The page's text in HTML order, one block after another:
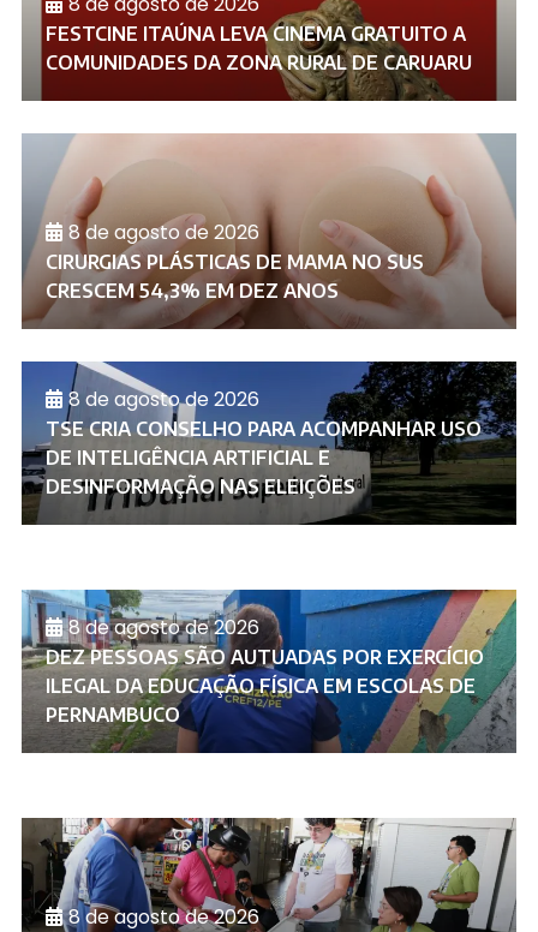
FESTCINE ITAÚNA LEVA CINEMA GRATUITO A
COMUNIDADES DA ZONA RURAL DE CARUARU
8 de agosto de 2026
CIRURGIAS PLÁSTICAS DE MAMA NO SUS
CRESCEM 54,3% EM DEZ ANOS
8 de agosto de 2026
TSE CRIA CONSELHO PARA ACOMPANHAR USO
DE INTELIGÊNCIA ARTIFICIAL E
DESINFORMAÇÃO NAS ELEIÇÕES
8 de agosto de 2026
DEZ PESSOAS SÃO AUTUADAS POR EXERCÍCIO
ILEGAL DA EDUCAÇÃO FÍSICA EM ESCOLAS DE
PERNAMBUCO
8 de agosto de 2026